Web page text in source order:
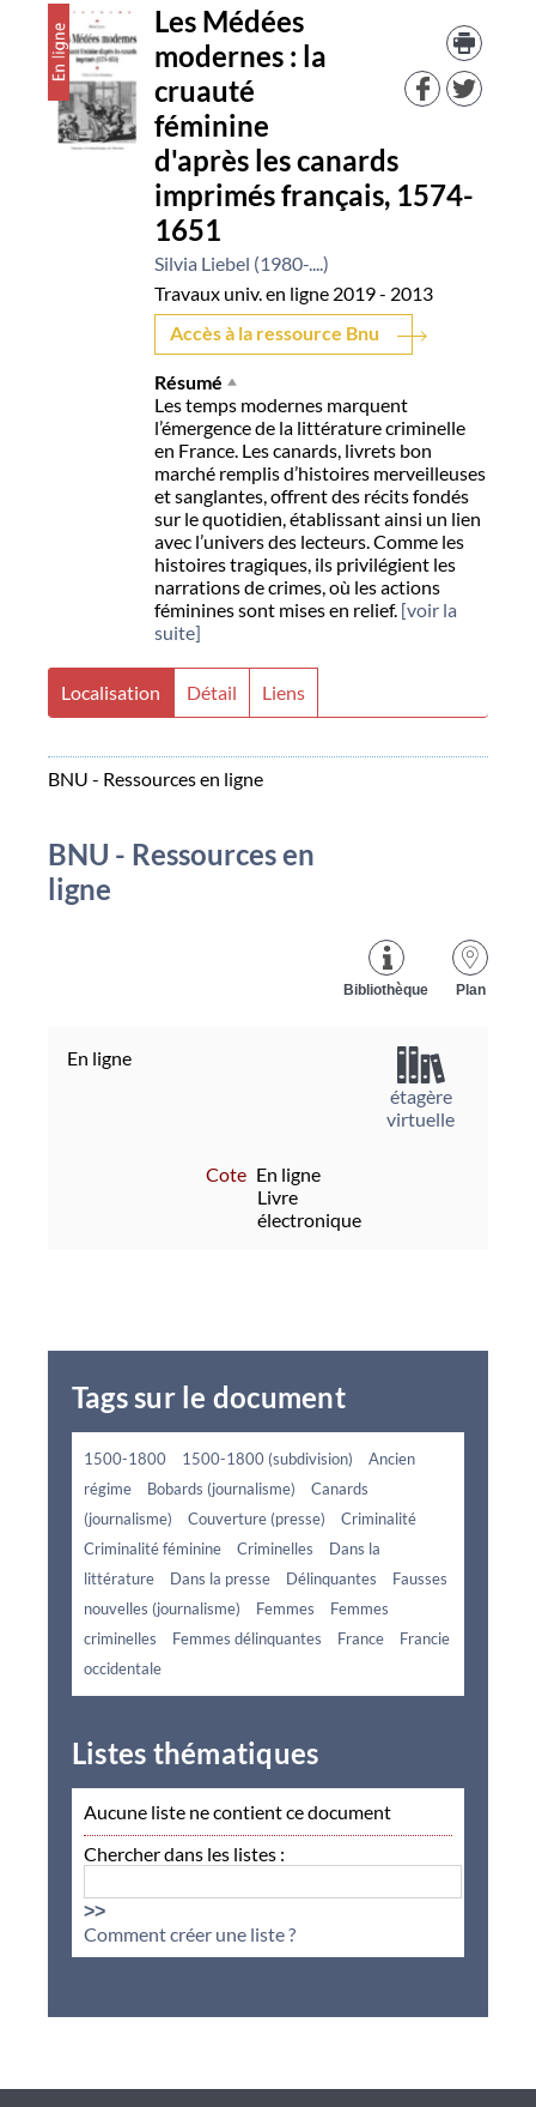
Détail
document
Les Médées
modernes : la
cruauté
féminine
d'après les canards
imprimés français, 1574-
1651
Silvia Liebel (1980-....)
Travaux univ. en ligne 2019 - 2013
Accès à la ressource Bnu
Résumé
Les temps modernes marquent
l’émergence de la littérature criminelle
en France. Les canards, livrets bon
marché remplis d’histoires merveilleuses
et sanglantes, offrent des récits fondés
sur le quotidien, établissant ainsi un lien
avec l’univers des lecteurs. Comme les
histoires tragiques, ils privilégient les
narrations de crimes, où les actions
féminines sont mises en relief. [voir la
suite]
Localisation Détail Liens
BNU - Ressources en ligne
BNU - Ressources en
ligne
Plan
Bibliothèque
En ligne
Cote En ligne
Livre
électronique
étagère
virtuelle
Tags sur le document
1500-1800 1500-1800 (subdivision)
Ancien
régime
Bobards (journalisme)
Canards
(journalisme)
Couverture (presse)
Criminalité
Criminalité féminine
Criminelles
Dans la
littérature
Dans la presse Délinquantes
Fausses
nouvelles (journalisme)
Femmes
Femmes
criminelles
Femmes délinquantes France
Francie
occidentale
Listes thématiques
Aucune liste ne contient ce document
Chercher dans les listes :
>>
Comment créer une liste ?